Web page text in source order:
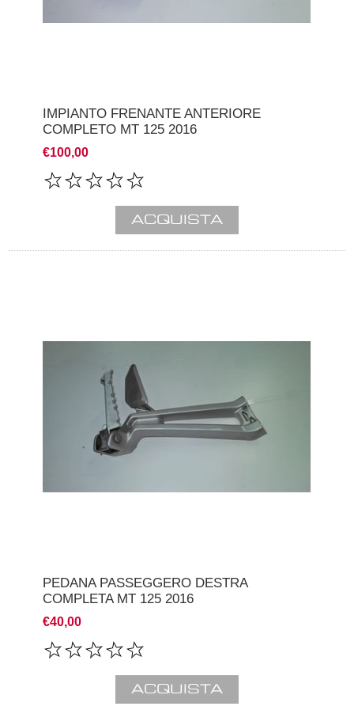
IMPIANTO FRENANTE ANTERIORE
COMPLETO MT 125 2016
€100,00
PEDANA PASSEGGERO DESTRA
COMPLETA MT 125 2016
€40,00